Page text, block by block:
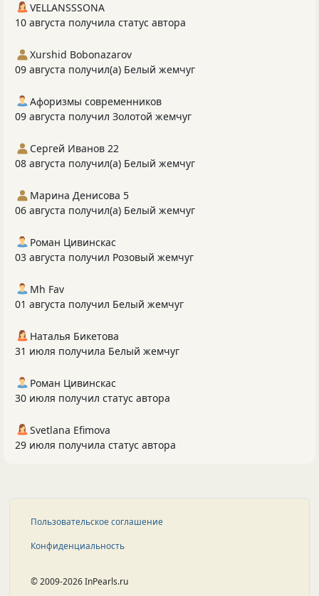
VELLANSSSONA
10 августа получила статус автора
Xurshid Bobonazarov
09 августа получил(а) Белый жемчуг
Афоризмы современников
09 августа получил Золотой жемчуг
Сергей Иванов 22
08 августа получил(а) Белый жемчуг
Марина Денисова 5
06 августа получил(а) Белый жемчуг
Роман Цивинскас
03 августа получил Розовый жемчуг
Mh Fav
01 августа получил Белый жемчуг
Наталья Бикетова
31 июля получила Белый жемчуг
Роман Цивинскас
30 июля получил статус автора
Svetlana Efimova
29 июля получила статус автора
Пользовательское соглашение
Конфиденциальность
© 2009-2026 InPearls.ru